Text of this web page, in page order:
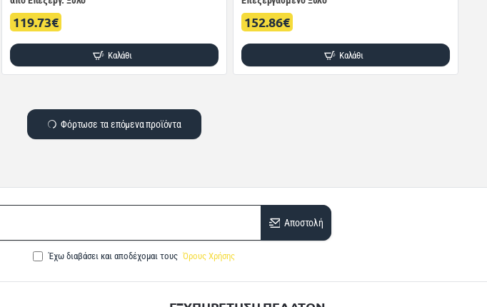
119.73€
Καλάθι
152.86€
Καλάθι
Φόρτωσε τα επόμενα προϊόντα
Αποστολή
Έχω διαβάσει και αποδέχομαι τους Όρους Χρήσης